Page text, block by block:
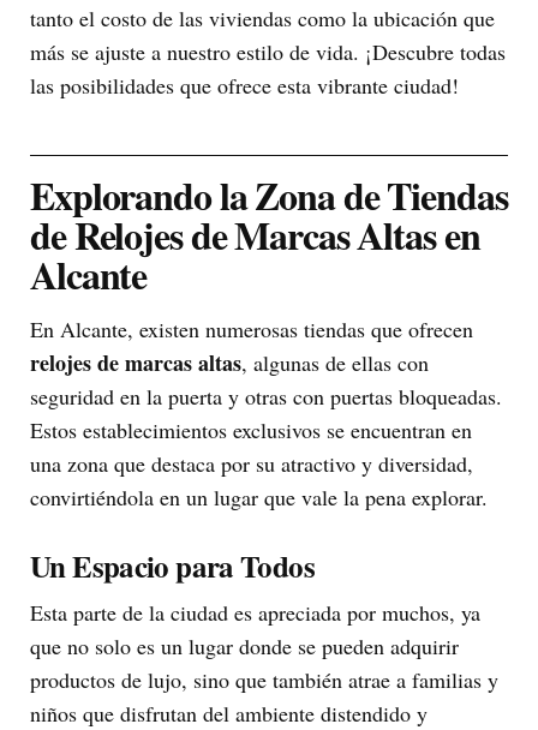
tanto el costo de las viviendas como la ubicación que
más se ajuste a nuestro estilo de vida. ¡Descubre todas
las posibilidades que ofrece esta vibrante ciudad!
Explorando la Zona de Tiendas
de Relojes de Marcas Altas en
Alcante
En Alcante, existen numerosas tiendas que ofrecen
relojes de marcas altas, algunas de ellas con
seguridad en la puerta y otras con puertas bloqueadas.
Estos establecimientos exclusivos se encuentran en
una zona que destaca por su atractivo y diversidad,
convirtiéndola en un lugar que vale la pena explorar.
Un Espacio para Todos
Esta parte de la ciudad es apreciada por muchos, ya
que no solo es un lugar donde se pueden adquirir
productos de lujo, sino que también atrae a familias y
niños que disfrutan del ambiente distendido y